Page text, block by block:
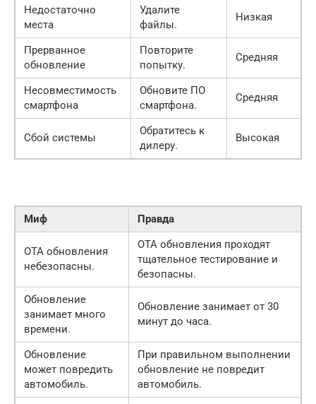
Недостаточно
места
Удалите
файлы.
Низкая
Прерванное
обновление
Повторите
попытку.
Средняя
Несовместимость
смартфона
Обновите ПО
смартфона.
Средняя
Сбой системы
Обратитесь к
дилеру.
Высокая
Миф Правда
OTA обновления
небезопасны.
OTA обновления проходят
тщательное тестирование и
безопасны.
Обновление
занимает много
времени.
Обновление занимает от 30
минут до часа.
Обновление
может повредить
автомобиль.
При правильном выполнении
обновление не повредит
автомобиль.